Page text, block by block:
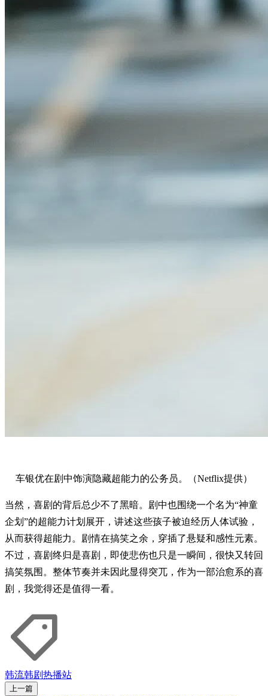
车银优在剧中饰演隐藏超能力的公务员。（Netflix提供）
当然，喜剧的背后总少不了黑暗。剧中也围绕一个名为“神童
企划”的超能力计划展开，讲述这些孩子被迫经历人体试验，
从而获得超能力。剧情在搞笑之余，穿插了悬疑和感性元素。
不过，喜剧终归是喜剧，即使悲伤也只是一瞬间，很快又转回
搞笑氛围。整体节奏并未因此显得突兀，作为一部治愈系的喜
剧，我觉得还是值得一看。
韩流韩剧热播站
上一篇